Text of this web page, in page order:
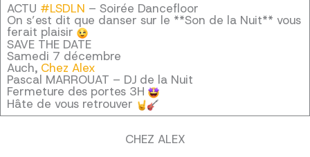
ACTU #LSDLN – Soirée Dancefloor
On s’est dit que danser sur le **Son de la Nuit** vous
ferait plaisir
SAVE THE DATE
Samedi 7 décembre
Auch, Chez Alex
Pascal MARROUAT – DJ de la Nuit
Fermeture des portes 3H
Hâte de vous retrouver
CHEZ ALEX